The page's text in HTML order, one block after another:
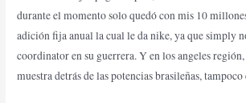
durante el momento solo quedó con mis 10
adición fija anual la cual le da nike, ya que simply
coordinator en su guerrera. Y en los angeles
muestra detrás de las potencias brasileñas, tampoco